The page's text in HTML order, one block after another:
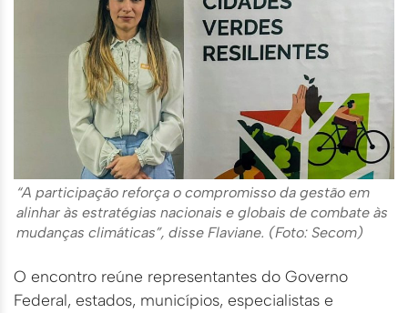
“A participação reforça o compromisso da gestão em
alinhar às estratégias nacionais e globais de combate às
mudanças climáticas”, disse Flaviane. (Foto: Secom)
O encontro reúne representantes do Governo
Federal, estados, municípios, especialistas e